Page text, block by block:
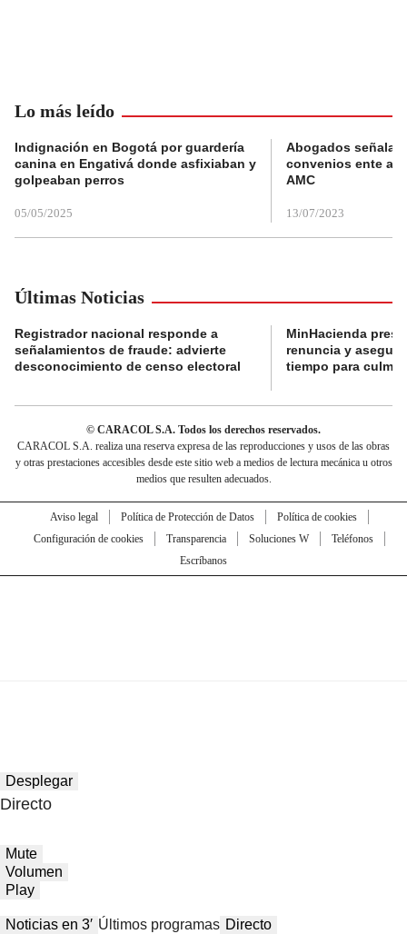
Lo más leído
Indignación en Bogotá por guardería
canina en Engativá donde asfixiaban y
golpeaban perros
05/05/2025
Abogados
convenios ente
AMC
13/07/2023
Últimas Noticias
Registrador nacional responde a
señalamientos de fraude: advierte
desconocimiento de censo electoral
MinHacienda
renuncia y
tiempo para
© CARACOL S.A. Todos los derechos reservados.
CARACOL S.A. realiza una reserva expresa de las reproducciones y usos de las obras
y otras prestaciones accesibles desde este sitio web a medios de lectura mecánica u otros
medios que resulten adecuados.
Aviso legal Política de Protección de Datos
Política de cookies
Configuración de cookies
Transparencia Soluciones W
Teléfonos
Escríbanos
Desplegar
Directo
Mute
Volumen
Play
Noticias en 3′ Últimos programas Directo